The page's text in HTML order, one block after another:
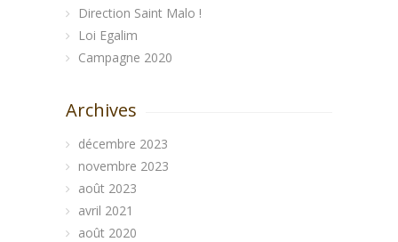
Direction Saint Malo !
Loi Egalim
Campagne 2020
Archives
décembre 2023
novembre 2023
août 2023
avril 2021
août 2020